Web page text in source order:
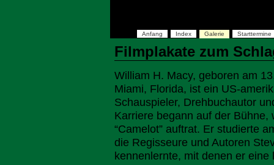
Anfang Index Galerie Starttermine
Filmplakate zum
William H. Macy, geboren am
Miami, Florida, ist ein US-
Schauspieler, Drehbuchautor
Karriere begann auf der
“Camelot” auftrat. Er studierte
die Regisseure und Autoren
kennenlernte, mit denen er